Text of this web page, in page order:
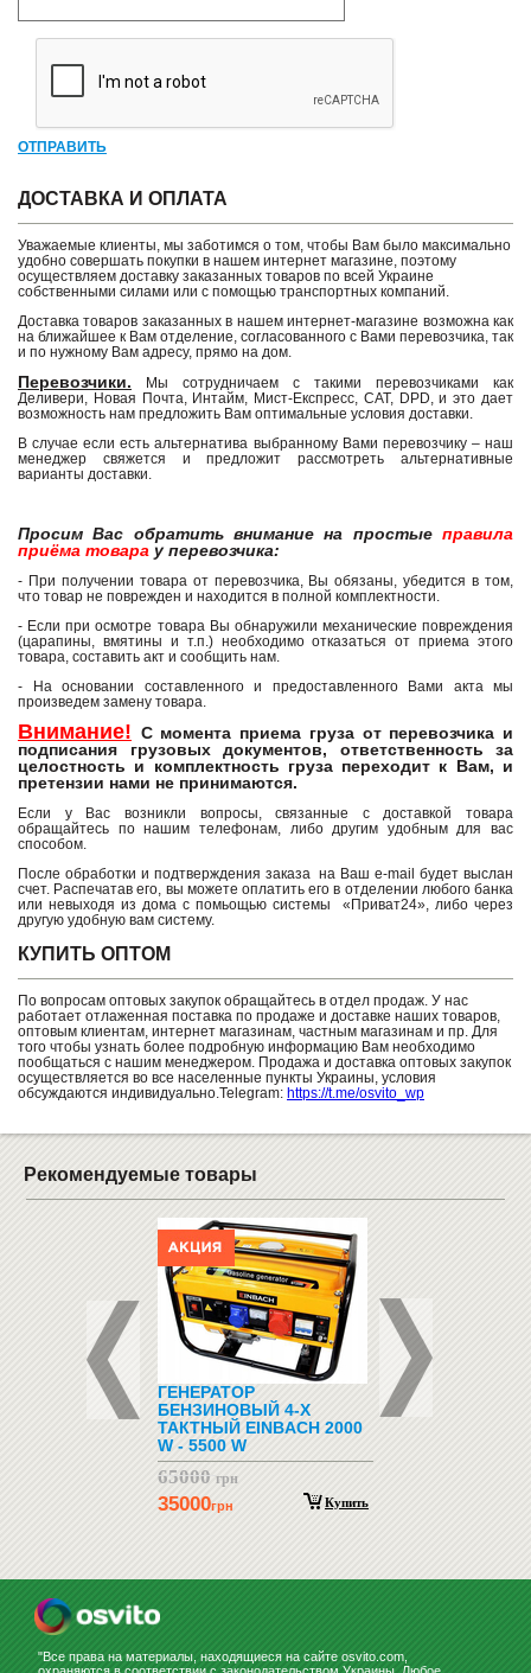
ОТПРАВИТЬ
ДОСТАВКА И ОПЛАТА
Уважаемые клиенты, мы заботимся о том, чтобы Вам было максимально
удобно совершать покупки в нашем интернет магазине, поэтому
осуществляем доставку заказанных товаров по всей Украине
собственными силами или с помощью транспортных компаний.
Доставка товаров заказанных в нашем интернет-магазине возможна как
на ближайшее к Вам отделение, согласованного с Вами перевозчика, так
и по нужному Вам адресу, прямо на дом.
Перевозчики. Мы сотрудничаем с такими перевозчиками как
Деливери, Новая Почта, Интайм, Мист-Експресс, САТ, DPD, и это дает
возможность нам предложить Вам оптимальные условия доставки.
В случае если есть альтернатива выбранному Вами перевозчику – наш
менеджер свяжется и предложит рассмотреть альтернативные
варианты доставки.
Просим Вас обратить внимание на простые правила
приёма товара у перевозчика:
- При получении товара от перевозчика, Вы обязаны, убедится в том,
что товар не поврежден и находится в полной комплектности.
- Если при осмотре товара Вы обнаружили механические повреждения
(царапины, вмятины и т.п.) необходимо отказаться от приема этого
товара, составить акт и сообщить нам.
- На основании составленного и предоставленного Вами акта мы
произведем замену товара.
Внимание! С момента приема груза от перевозчика и
подписания грузовых документов, ответственность за
целостность и комплектность груза переходит к Вам, и
претензии нами не принимаются.
Если у Вас возникли вопросы, связанные с доставкой товара
обращайтесь по нашим телефонам, либо другим удобным для вас
способом.
После обработки и подтверждения заказа на Ваш e-mail будет выслан
счет. Распечатав его, вы можете оплатить его в отделении любого банка
или невыходя из дома с помьощью системы «Приват24», либо через
другую удобную вам систему.
КУПИТЬ ОПТОМ
По вопросам оптовых закупок обращайтесь в отдел продаж. У нас
работает отлаженная поставка по продаже и доставке наших товаров,
оптовым клиентам, интернет магазинам, частным магазинам и пр. Для
того чтобы узнать более подробную информацию Вам необходимо
пообщаться с нашим менеджером. Продажа и доставка оптовых закупок
осуществляется во все населенные пункты Украины, условия
обсуждаются индивидуально.Telegram: https://t.me/osvito_wp
Рекомендуемые товары
СТЕНКИ
ГЕНЕРАТОР
БЕНЗИНОВЫЙ 4-Х
ТАКТНЫЙ EINBACH 2000
W - 5500 W
65000 грн
35000грн Купить
ОБУЧАЮЩИЕ И
РАЗВИВАЮЩИЕ
"Все права на материалы, находящиеся на сайте osvito.com,